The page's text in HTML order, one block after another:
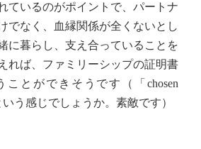
ているのがポイントで、パートナ
でなく、血縁関係が全くないとし
に暮らし、支え合っていることを
れば、ファミリーシップの証明書
ことができそうです（「chosen
う感じでしょうか。素敵です）